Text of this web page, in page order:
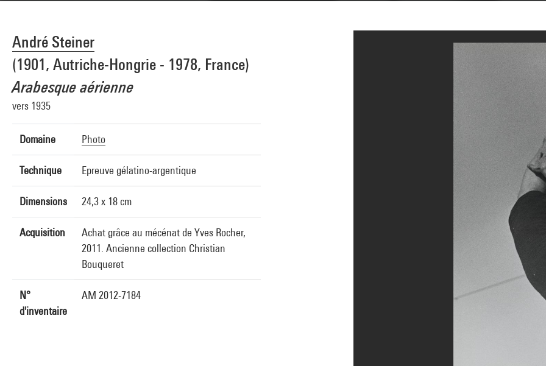
André Steiner
(1901, Autriche-Hongrie - 1978, France)
Arabesque aérienne
vers 1935
Domaine Photo
Technique Epreuve gélatino-argentique
Dimensions 24,3 x 18 cm
Acquisition
Achat grâce au mécénat de Yves Rocher,
2011. Ancienne collection Christian
Bouqueret
N°
d'inventaire
AM 2012-7184